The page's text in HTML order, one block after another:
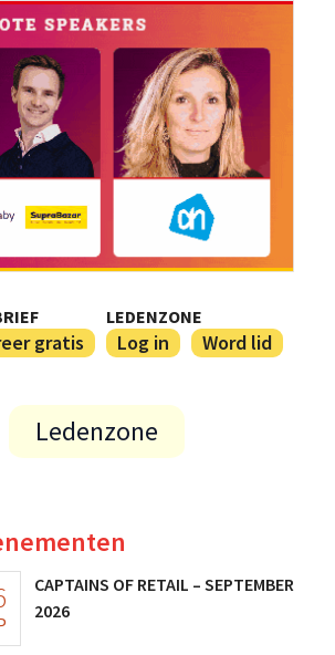
gratis
LEDENZONE
Log in Word lid
Ledenzone
CAPTAINS OF RETAIL – SEPTEMBER
2026